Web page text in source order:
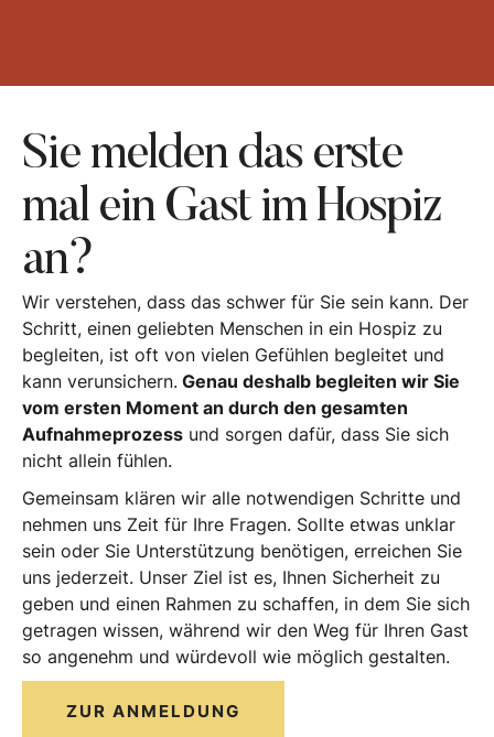
Sie melden das erste
mal ein Gast im Hospiz
an?
Wir verstehen, dass das schwer für Sie sein kann. Der
Schritt, einen geliebten Menschen in ein Hospiz zu
begleiten, ist oft von vielen Gefühlen begleitet und
kann verunsichern. Genau deshalb begleiten wir Sie
vom ersten Moment an durch den gesamten
Aufnahmeprozess und sorgen dafür, dass Sie sich
nicht allein fühlen.
Gemeinsam klären wir alle notwendigen Schritte und
nehmen uns Zeit für Ihre Fragen. Sollte etwas unklar
sein oder Sie Unterstützung benötigen, erreichen Sie
uns jederzeit. Unser Ziel ist es, Ihnen Sicherheit zu
geben und einen Rahmen zu schaffen, in dem Sie sich
getragen wissen, während wir den Weg für Ihren Gast
so angenehm und würdevoll wie möglich gestalten.
ZUR ANMELDUNG